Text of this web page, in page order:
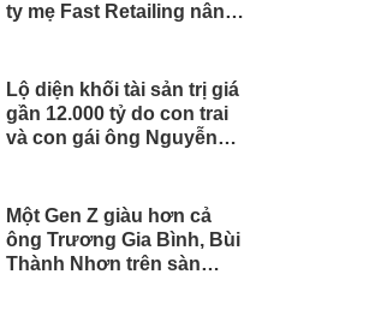
ty mẹ Fast Retailing nâng
Lộ diện khối tài sản trị giá
gần 12.000 tỷ do con trai
và con gái ông Nguyễn
Một Gen Z giàu hơn cả
ông Trương Gia Bình, Bùi
Thành Nhơn trên sàn